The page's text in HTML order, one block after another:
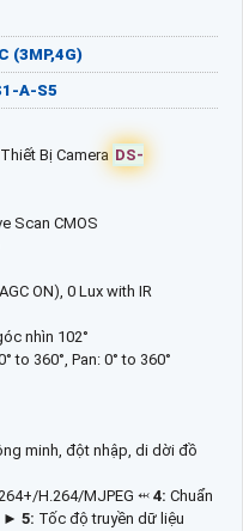
(3MP,4G)
A-S5
Bị Camera DS-
Scan CMOS
ON), 0 Lux with IR
nhìn 102°
to 360°, Pan: 0° to 360°
minh, đột nhập, di dời đồ
H.264/MJPEG ⬹4: Chuẩn
► 5: Tốc độ truyền dữ liệu